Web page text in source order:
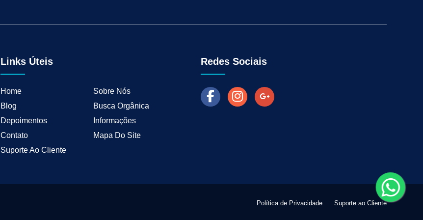
Marketing de Busca Industrial Marketing Industrial B2B Marketing para Empresas
Como Fazer Industria Vender Mais
Links Úteis
Home
Sobre Nós
Blog
Busca Orgânica
Depoimentos
Informações
Contato
Mapa Do Site
Suporte Ao Cliente
Redes Sociais
Política de Privacidade Suporte ao Cliente